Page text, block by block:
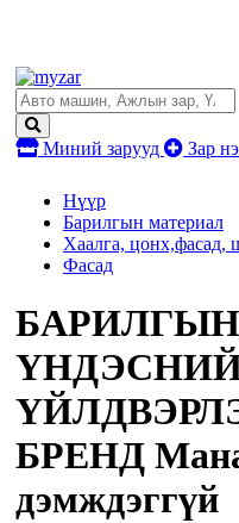
Миний зарууд Зар
Нүүр
Барилгын материал
Хаалга, цонх,фасад,
Фасад
БРЕНД
дэмждэггүй